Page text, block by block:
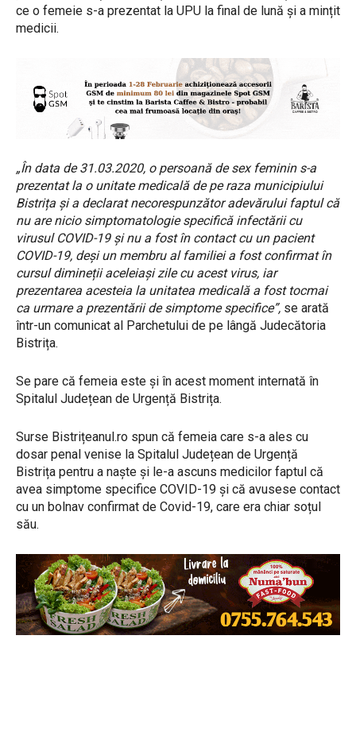
ce o femeie s-a prezentat la UPU la final de lună și a mințit
medicii.
„În data de 31.03.2020, o persoană de sex feminin s-a
prezentat la o unitate medicală de pe raza municipiului
Bistrița și a declarat necorespunzător adevărului faptul că
nu are nicio simptomatologie specifică infectării cu
virusul COVID-19 și nu a fost în contact cu un pacient
COVID-19, deși un membru al familiei a fost confirmat în
cursul dimineții aceleiași zile cu acest virus, iar
prezentarea acesteia la unitatea medicală a fost tocmai
ca urmare a prezentării de simptome specifice”, se arată
într-un comunicat al Parchetului de pe lângă Judecătoria
Bistrița.
Se pare că femeia este și în acest moment internată în
Spitalul Județean de Urgență Bistrița.
Surse Bistrițeanul.ro spun că femeia care s-a ales cu
dosar penal venise la Spitalul Județean de Urgență
Bistrița pentru a naște și le-a ascuns medicilor faptul că
avea simptome specifice COVID-19 și că avusese contact
cu un bolnav confirmat de Covid-19, care era chiar soțul
său.